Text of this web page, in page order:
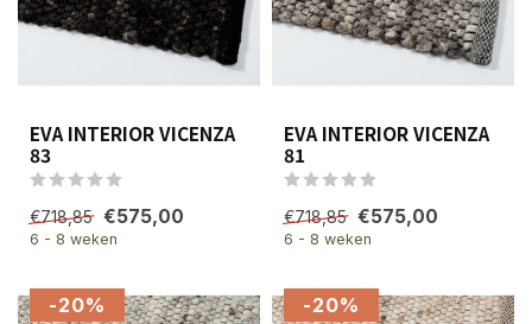
EVA INTERIOR VICENZA
83
€718,85 €575,00
6 - 8 weken
EVA INTERIOR VICENZA
81
€718,85 €575,00
6 - 8 weken
-20% -20%